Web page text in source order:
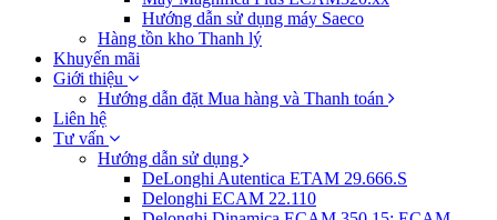
Hướng dẫn sử dụng máy Saeco
Hàng tồn kho Thanh lý
Khuyến mãi
Giới thiệu
Hướng dẫn đặt Mua hàng và Thanh toán
Liên hệ
Tư vấn
Hướng dẫn sử dụng
DeLonghi Autentica ETAM 29.666.S
Delonghi ECAM 22.110